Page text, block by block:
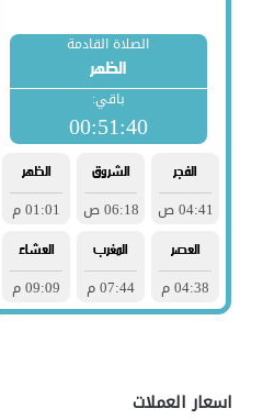
اسعار العملات